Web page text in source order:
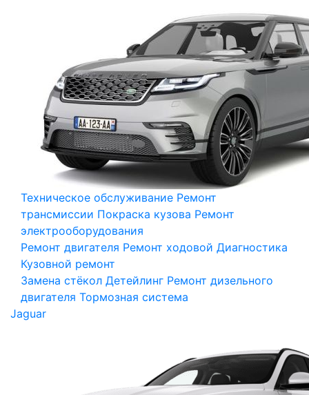
Техническое обслуживание Ремонт
трансмиссии Покраска кузова Ремонт
электрооборудования
Ремонт двигателя Ремонт ходовой Диагностика
Кузовной ремонт
Замена стёкол Детейлинг Ремонт дизельного
двигателя Тормозная система
Jaguar